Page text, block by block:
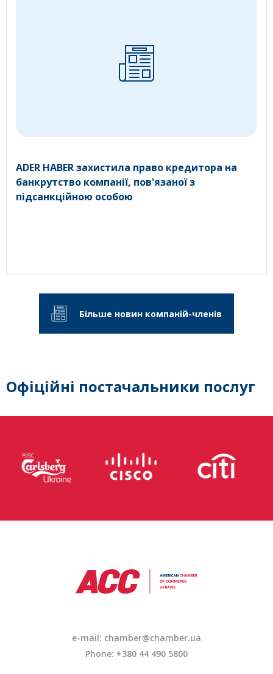
ADER HABER захистила право кредитора на
банкрутство компанії, пов'язаної з
підсанкційною особою
Більше новин компаній-членів
Офіційні постачальники послуг
e-mail: chamber@chamber.ua
Phone: +380 44 490 5800